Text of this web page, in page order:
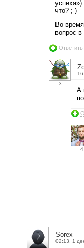
что? ;-)
Во
вопрос в
Ответить
3
А
4
Sorex
02:13, 1